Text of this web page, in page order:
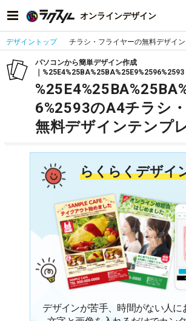
オンラインデザイン
デザイントップ チラシ・フライヤーの無料デザイ
パソコンから簡単デザイン作成
｜%25E4%25BA%25BA%25E9%2596%2593
6%2593のA4チラシ
無料デザインテンプ
らくらくデザイ
デザインが苦手、時間がない人に